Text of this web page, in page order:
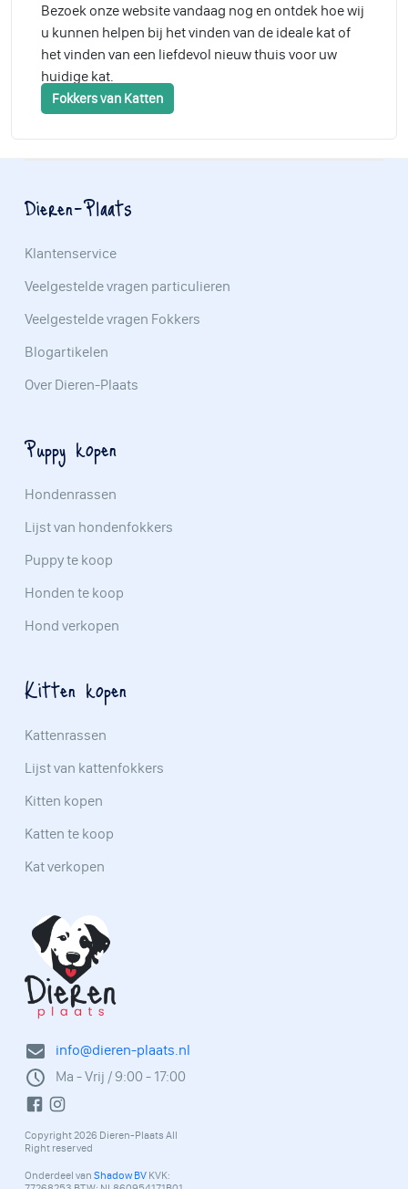
Bezoek onze website vandaag nog en ontdek hoe wij
u kunnen helpen bij het vinden van de ideale kat of
het vinden van een liefdevol nieuw thuis voor uw
huidige kat.
Fokkers van Katten
info@dieren-plaats.nl
Ma - Vrij / 9:00 - 17:00
Copyright 2026 Dieren-Plaats All
Right reserved
Onderdeel van Shadow BV KVK:
Dieren-Plaats
Klantenservice
Veelgestelde vragen particulieren
Veelgestelde vragen Fokkers
Blogartikelen
Over Dieren-Plaats
Puppy kopen
Hondenrassen
Lijst van hondenfokkers
Puppy te koop
Honden te koop
Hond verkopen
Kitten kopen
Kattenrassen
Lijst van kattenfokkers
Kitten kopen
Katten te koop
Kat verkopen